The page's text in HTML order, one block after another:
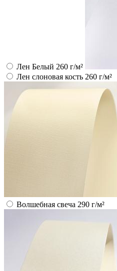
Лен Белый 260 г/м²
Лен слоновая кость 260 г/м²
Волшебная свеча 290 г/м²